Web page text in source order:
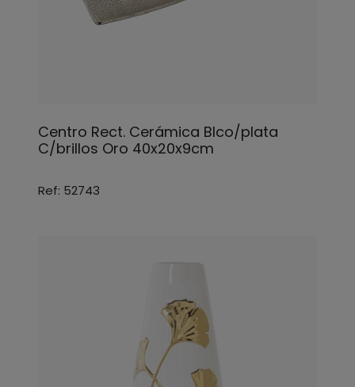
Centro Rect. Cerámica Blco/plata
C/brillos Oro 40x20x9cm
Ref: 52743